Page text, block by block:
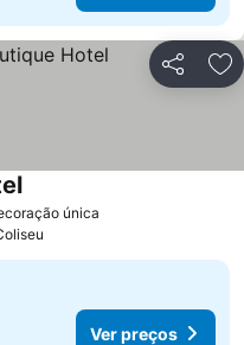
Partilhar
única
Ver preços